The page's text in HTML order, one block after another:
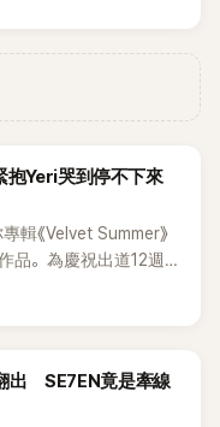
抱Yeri哭到停不下來
輯《Velvet Summer》
品。為慶祝出道12週
，與粉絲共同回顧經
出 SE7EN竟是牽線